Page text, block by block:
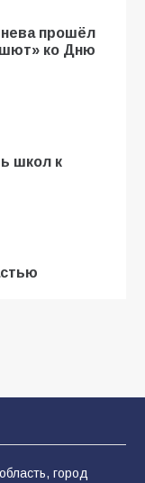
прошёл
ко Дню
школ к
в августе
город